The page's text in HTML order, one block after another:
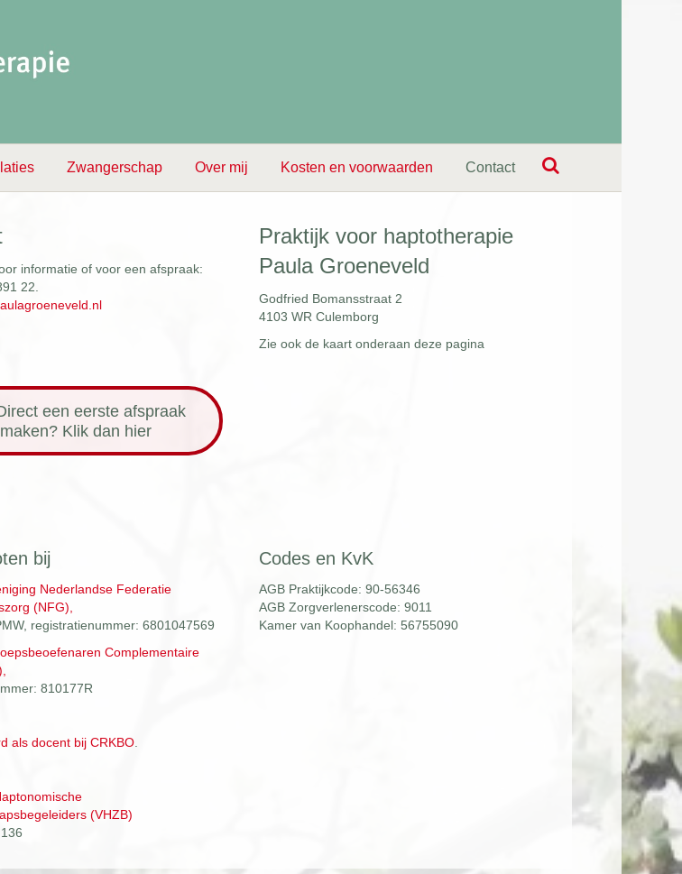
Zwangerschap Over mij Kosten en voorwaarden Contact
informatie of voor een afspraak:
22.
een eerste afspraak
maken? Klik dan hier
Praktijk voor haptotherapie
Paula Groeneveld
Godfried Bomansstraat 2
4103 WR Culemborg
Zie ook de kaart onderaan deze pagina
bij
Nederlandse Federatie
(NFG),
registratienummer: 6801047569
Complementaire
810177R
als docent bij CRKBO.
(VHZB)
Codes en KvK
AGB Praktijkcode: 90-56346
AGB Zorgverlenerscode: 9011
Kamer van Koophandel: 56755090